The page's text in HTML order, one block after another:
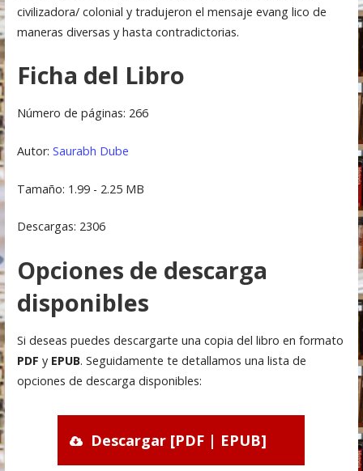
civilizadora/ colonial y tradujeron el mensaje evang lico de
maneras diversas y hasta contradictorias.
Ficha del Libro
Número de páginas: 266
Autor: Saurabh Dube
Tamaño: 1.99 - 2.25 MB
Descargas: 2306
Opciones de descarga
disponibles
Si deseas puedes descargarte una copia del libro en formato
PDF y EPUB. Seguidamente te detallamos una lista de
opciones de descarga disponibles:
Descargar [PDF | EPUB]